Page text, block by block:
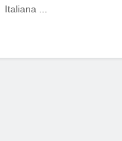
Italiana ...